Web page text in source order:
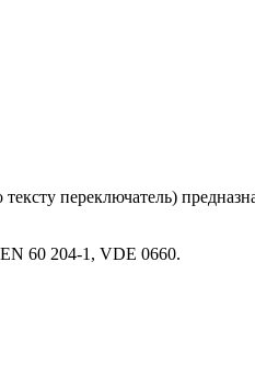
тексту переключатель)
60 204-1, VDE 0660.